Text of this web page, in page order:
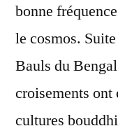
bonne
le cosmos.
Bauls du
croisements ont
cultures